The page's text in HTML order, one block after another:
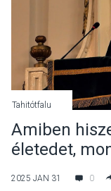
Tahitótfalu
Amiben
életedet,
2025 JAN 31 0